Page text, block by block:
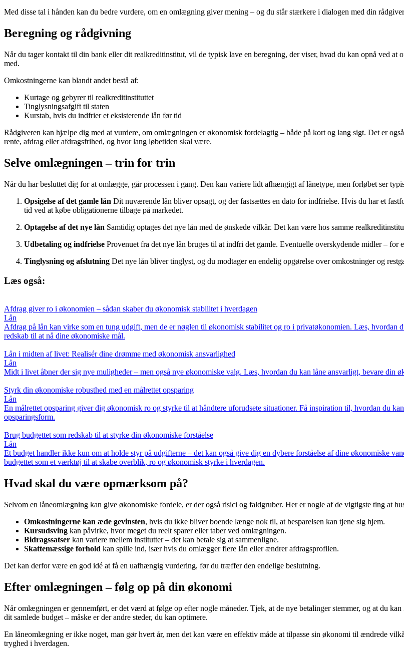
Med disse tal i hånden kan du bedre vurdere, om en omlægning giver mening – og du står stærkere i dialogen med din
Beregning og rådgivning
Når du tager kontakt til din bank eller dit realkreditinstitut, vil de typisk lave en beregning, der viser, hvad du kan opnå ved at
med.
Omkostningerne kan blandt andet bestå af:
Kurtage og gebyrer til realkreditinstituttet
Tinglysningsafgift til staten
Kurstab, hvis du indfrier et eksisterende lån før tid
Rådgiveren kan hjælpe dig med at vurdere, om omlægningen er økonomisk fordelagtig – både på kort og lang sigt. Det er
rente, afdrag eller afdragsfrihed, og hvor lang løbetiden skal være.
Selve omlægningen – trin for trin
Når du har besluttet dig for at omlægge, går processen i gang. Den kan variere lidt afhængigt af lånetype, men forløbet ser
Opsigelse af det gamle lån Dit nuværende lån bliver opsagt, og der fastsættes en dato for indfrielse. Hvis du har et
tid ved at købe obligationerne tilbage på markedet.
Optagelse af det nye lån Samtidig optages det nye lån med de ønskede vilkår. Det kan være hos samme
Udbetaling og indfrielse Provenuet fra det nye lån bruges til at indfri det gamle. Eventuelle overskydende midler – for
Tinglysning og afslutning Det nye lån bliver tinglyst, og du modtager en endelig opgørelse over omkostninger og
Læs også:
Afdrag giver ro i økonomien – sådan skaber du økonomisk stabilitet i hverdagen
Lån
Afdrag på lån kan virke som en tung udgift, men de er nøglen til økonomisk stabilitet og ro i privatøkonomien. Læs, hvordan
redskab til at nå dine økonomiske mål.
Lån i midten af livet: Realisér dine drømme med økonomisk ansvarlighed
Lån
Midt i livet åbner der sig nye muligheder – men også nye økonomiske valg. Læs, hvordan du kan låne ansvarligt, bevare din
Styrk din økonomiske robusthed med en målrettet opsparing
Lån
En målrettet opsparing giver dig økonomisk ro og styrke til at håndtere uforudsete situationer. Få inspiration til, hvordan du
opsparingsform.
Brug budgettet som redskab til at styrke din økonomiske forståelse
Lån
Et budget handler ikke kun om at holde styr på udgifterne – det kan også give dig en dybere forståelse af dine økonomiske
budgettet som et værktøj til at skabe overblik, ro og økonomisk styrke i hverdagen.
Hvad skal du være opmærksom på?
Selvom en låneomlægning kan give økonomiske fordele, er der også risici og faldgruber. Her er nogle af de vigtigste ting at
Omkostningerne kan æde gevinsten, hvis du ikke bliver boende længe nok til, at besparelsen kan tjene sig hjem.
Kursudsving kan påvirke, hvor meget du reelt sparer eller taber ved omlægningen.
Bidragssatser kan variere mellem institutter – det kan betale sig at sammenligne.
Skattemæssige forhold kan spille ind, især hvis du omlægger flere lån eller ændrer afdragsprofilen.
Det kan derfor være en god idé at få en uafhængig vurdering, før du træffer den endelige beslutning.
Efter omlægningen – følg op på din økonomi
Når omlægningen er gennemført, er det værd at følge op efter nogle måneder. Tjek, at de nye betalinger stemmer, og at du
dit samlede budget – måske er der andre steder, du kan optimere.
En låneomlægning er ikke noget, man gør hvert år, men det kan være en effektiv måde at tilpasse sin økonomi til ændrede
tryghed i hverdagen.